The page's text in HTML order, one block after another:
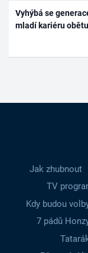
Vyhýbá se
mladí kariéru
Jak zhubnout
TV
Kdy budou
7 pádů